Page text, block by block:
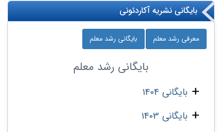
بایگانی نشریه آکاردئونی
معرفی رشد معلم بایگانی رشد معلم
بایگانی رشد معلم
بایگانی 1404
بایگانی 1403